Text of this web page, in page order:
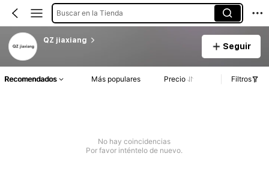
Buscar en la Tienda
QZ jiaxiang
Seguir
Recomendados Más populares Precio Filtros
No hay coincidencias
Por favor inténtelo de nuevo.